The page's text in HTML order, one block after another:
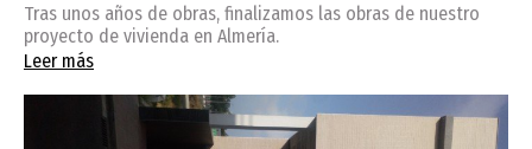
Tras unos años de obras, finalizamos las obras de nuestro
proyecto de vivienda en Almería.
Leer más